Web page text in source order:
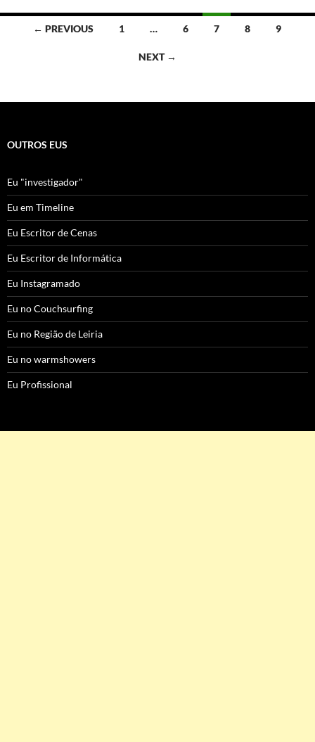
Posts← PREVIOUS 1 … 6 7 8 9
NEXT →
OUTROS EUS
Eu "investigador"
Eu em Timeline
Eu Escritor de Cenas
Eu Escritor de Informática
Eu Instagramado
Eu no Couchsurfing
Eu no Região de Leiria
Eu no warmshowers
Eu Profissional